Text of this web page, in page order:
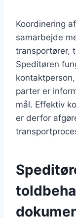
Koordinering
samarbejde
transportører,
Speditøren
parter er
mål. Effektiv
er derfor